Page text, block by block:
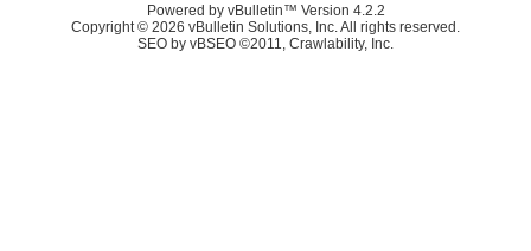
Powered by vBulletin™ Version 4.2.2
Copyright © 2026 vBulletin Solutions, Inc. All rights reserved.
SEO by vBSEO ©2011, Crawlability, Inc.